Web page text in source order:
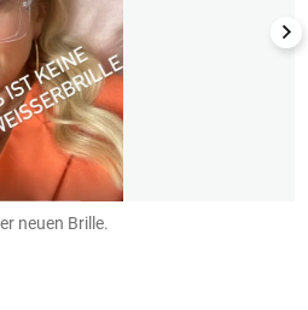
neuen Brille.